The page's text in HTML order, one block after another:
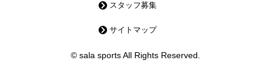
スタッフ募集
サイトマップ
© sala sports All Rights Reserved.